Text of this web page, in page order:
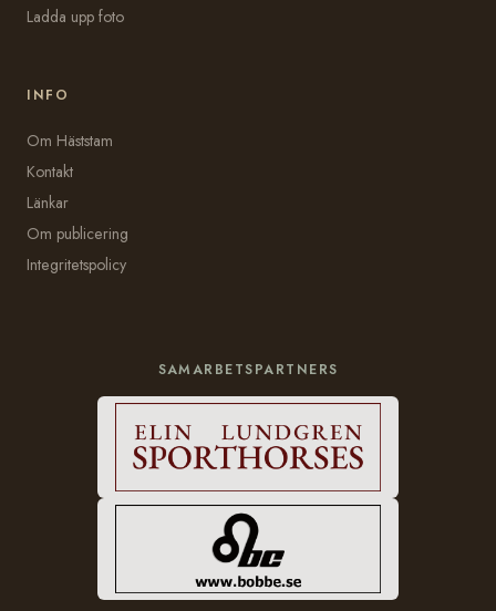
Ladda upp foto
INFO
Om Häststam
Kontakt
Länkar
Om publicering
Integritetspolicy
SAMARBETSPARTNERS